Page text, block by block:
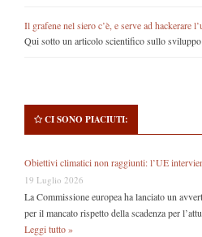
Il grafene nel siero c’è, e serve ad hackerare
Qui sotto un articolo scientifico sullo
CI SONO PIACIUTI:
Obiettivi climatici non raggiunti: l’UE
19 Luglio 2026
La Commissione europea ha lanciato un
per il mancato rispetto della scadenza per
Leggi tutto »